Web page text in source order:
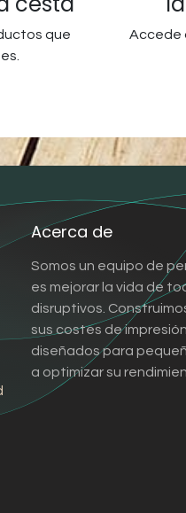
que
Accede
Acerca de
Somos un equipo de
es mejorar la vida de
disruptivos.
sus costes de
diseñados para
a optimizar su